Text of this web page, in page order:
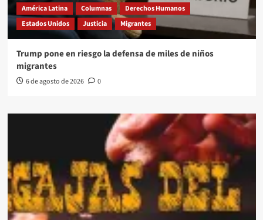
América Latina Columnas
Derechos Humanos
Estados Unidos
Justicia Migrantes
Trump pone en riesgo la defensa de miles de niños
migrantes
6 de agosto de 2026 0